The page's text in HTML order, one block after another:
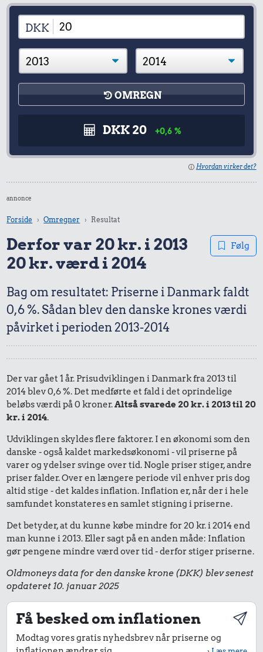
DKK
OMREGN
DKK 20 +0,6 %
Hvordan virker det?
annonce
Forside Omregner Resultat
Derfor var 20 kr. i 2013
20 kr. værd i 2014
Følg
Bag om resultatet: Priserne i Danmark faldt
0,6 %. Sådan blev den danske krones værdi
påvirket i perioden 2013-2014
Der var gået 1 år. Prisudviklingen i Danmark fra 2013 til
2014 blev 0,6 %. Det medførte et fald i det oprindelige
beløbs værdi på 0 kroner.Altså svarede 20 kr. i 2013 til 20
kr. i 2014.
Udviklingen skyldes flere faktorer. I en økonomi som den
danske - også kaldet markedsøkonomi - vil priserne på
varer og ydelser svinge over tid. Nogle priser stiger, andre
priser falder. Over en længere periode vil enhver pris dog
altid stige - det kaldes inflation. Inflation er, når der i hele
samfundet konstateres en samlet stigning i priserne.
Det betyder, at du kunne købe mindre for 20 kr. i 2014 end
man kunne i 2013. Eller sagt på en anden måde: Inflation
gør pengene mindre værd over tid - derfor stiger priserne.
Oldmoneys data for den danske krone (DKK) blev senest
opdateret 10. januar 2025
Få besked om inflationen
Modtag vores gratis nyhedsbrev når priserne og